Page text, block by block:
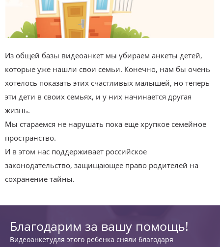
Из общей базы видеоанкет мы убираем анкеты детей,
которые уже нашли свои семьи. Конечно, нам бы очень
хотелось показать этих счастливых малышей, но теперь
эти дети в своих семьях, и у них начинается другая
жизнь.
Мы стараемся не нарушать пока еще хрупкое семейное
пространство.
И в этом нас поддерживает российское
законодательство, защищающее право родителей на
сохранение тайны.
Благодарим за вашу помощь!
Видеоанкетудля этого ребенка сняли благодаря